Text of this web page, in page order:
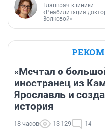
Главврач клиники
«Реабилитация
Волковой»
«Мечтал о
иностранец из
Ярославль и
история
18 часов 13 129 14